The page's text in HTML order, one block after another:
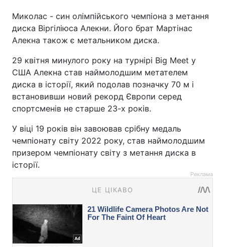
Миколас - син олімпійського чемпіона з метання
диска Віргіліюса Алекни. Його брат Мартінас
Алекна також є метальником диска.
29 квітня минулого року на турнірі Big Meet у
США Алекна став наймолодшим метателем
диска в історії, який подолав позначку 70 м і
встановивши новий рекорд Європи серед
спортсменів не старше 23-х років.
У віці 19 років він завоював срібну медаль
чемпіонату світу 2022 року, став наймолодшим
призером чемпіонату світу з метання диска в
історії.
Реклама